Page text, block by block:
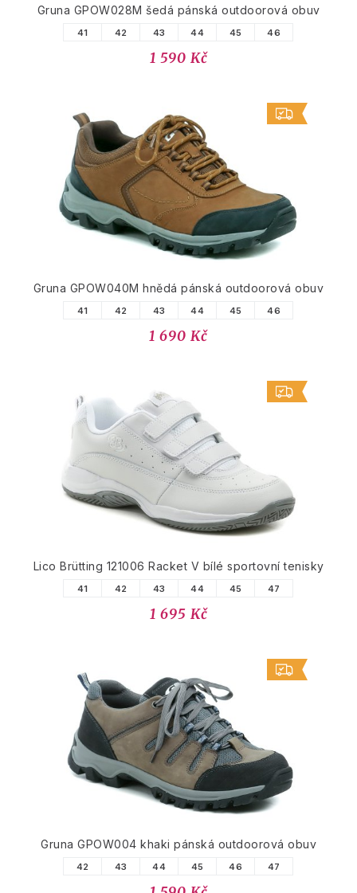
Gruna GPOW028M šedá pánská outdoorová obuv
41 42 43 44 45 46
1 590 Kč
Gruna GPOW040M hnědá pánská outdoorová obuv
41 42 43 44 45 46
1 690 Kč
Lico Brütting 121006 Racket V bílé sportovní tenisky
41 42 43 44 45 47
1 695 Kč
Gruna GPOW004 khaki pánská outdoorová obuv
42 43 44 45 46 47